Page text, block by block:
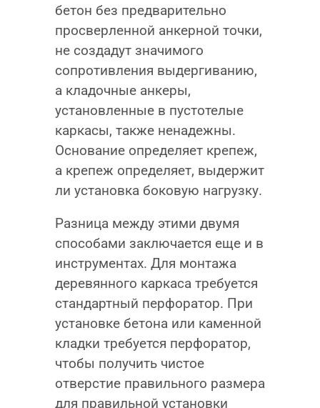
бетон без предварительно
просверленной анкерной точки,
не создадут значимого
сопротивления выдергиванию,
а кладочные анкеры,
установленные в пустотелые
каркасы, также ненадежны.
Основание определяет крепеж,
а крепеж определяет, выдержит
ли установка боковую нагрузку.
Разница между этими двумя
способами заключается еще и в
инструментах. Для монтажа
деревянного каркаса требуется
стандартный перфоратор. При
установке бетона или каменной
кладки требуется перфоратор,
чтобы получить чистое
отверстие правильного размера
для правильной установки